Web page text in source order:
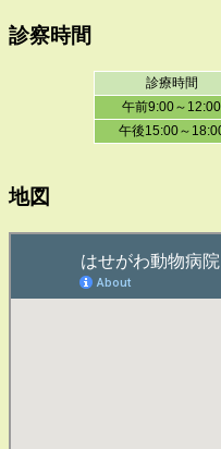
診察時間
診療時間
午前9:00～12:00
午後15:00～
地図